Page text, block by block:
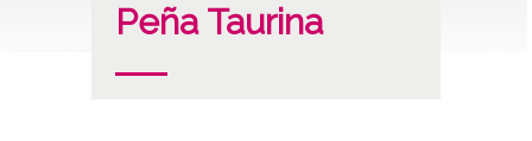
Peña Taurina